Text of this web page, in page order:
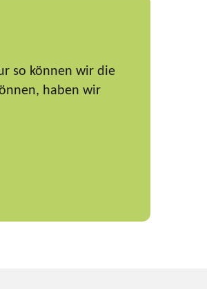
so können wir die
haben wir